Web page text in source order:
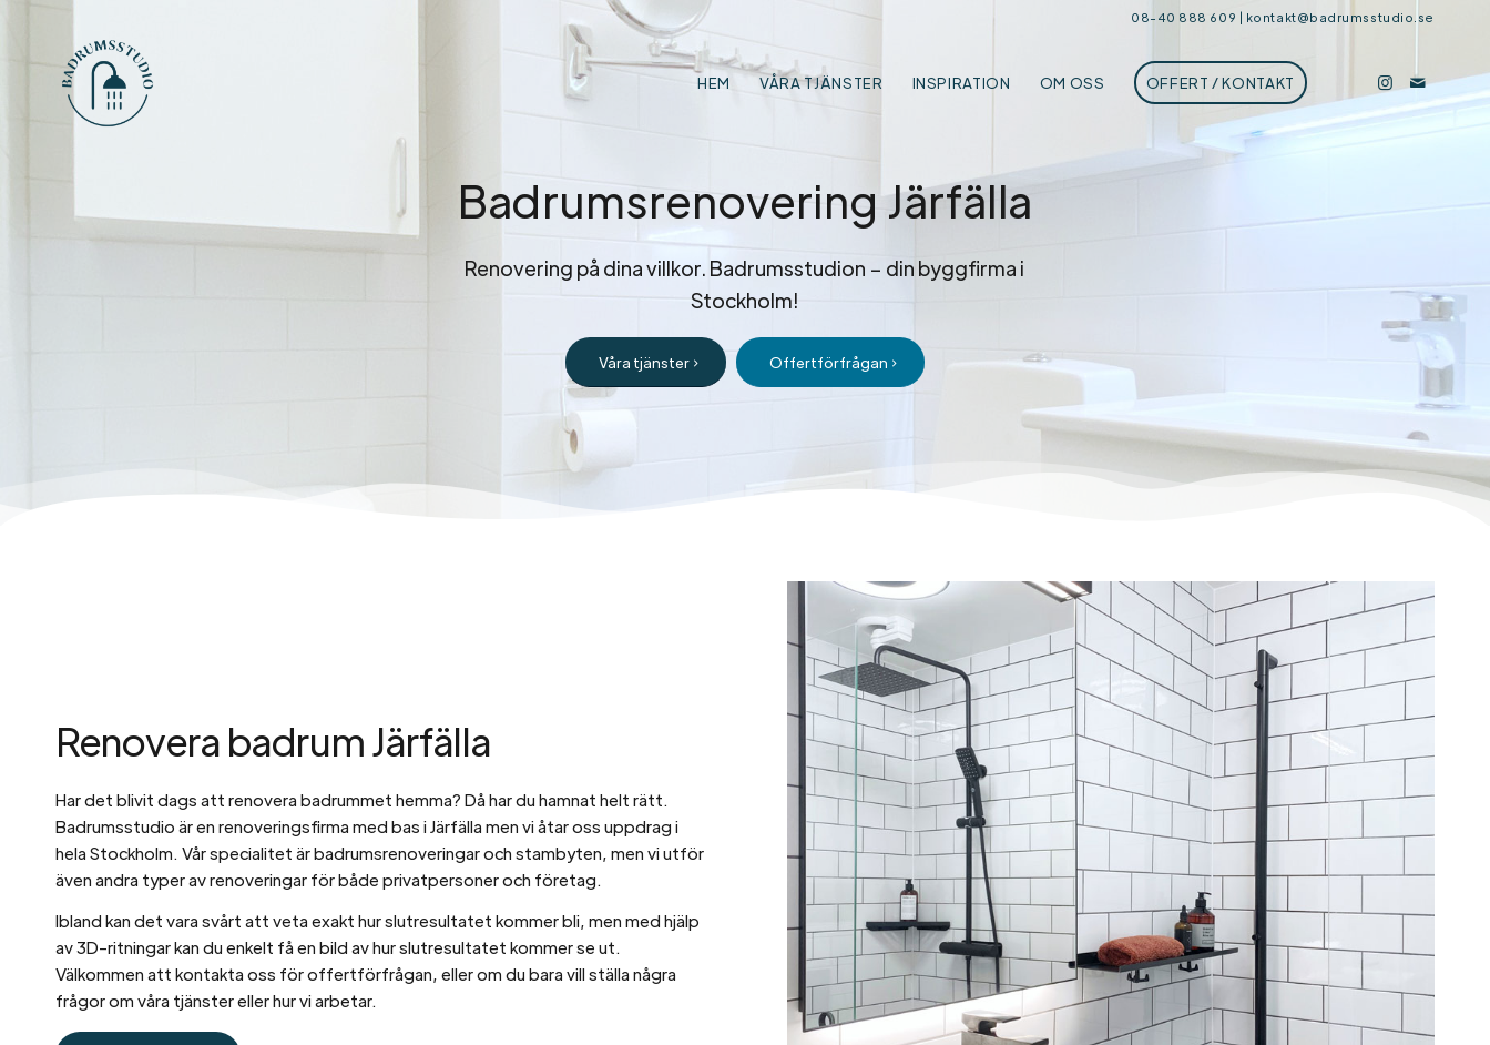
08-40 888 609 | kontakt@badrumsstudio.se
HEM VÅRA TJÄNSTER INSPIRATION OM OSS OFFERT / KONTAKT
Badrumsrenovering Järfälla
Renovering på dina villkor. Badrumsstudion – din byggfirma i
Stockholm!
Våra tjänster Offertförfrågan
Renovera badrum Järfälla
Har det blivit dags att renovera badrummet hemma? Då har du hamnat helt rätt.
Badrumsstudio är en renoveringsfirma med bas i Järfälla men vi åtar oss uppdrag i
hela Stockholm. Vår specialitet är badrumsrenoveringar och stambyten, men vi utför
även andra typer av renoveringar för både privatpersoner och företag.
Ibland kan det vara svårt att veta exakt hur slutresultatet kommer bli, men med hjälp
av 3D-ritningar kan du enkelt få en bild av hur slutresultatet kommer se ut.
Välkommen att kontakta oss för offertförfrågan, eller om du bara vill ställa några
frågor om våra tjänster eller hur vi arbetar.